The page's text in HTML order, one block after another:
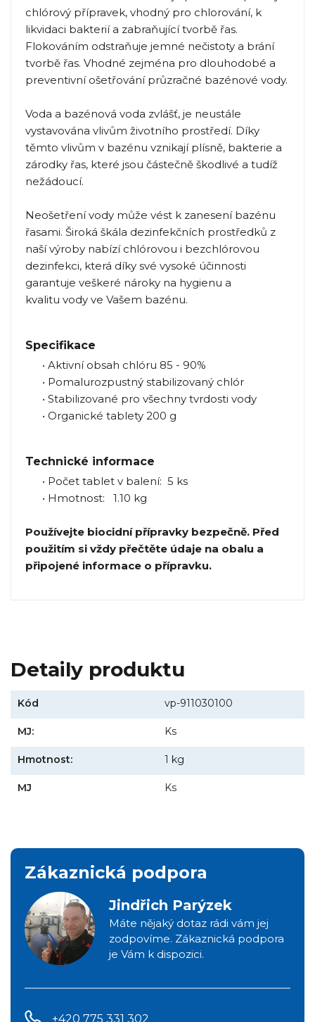
chlórový přípravek, vhodný pro chlorování, k
likvidaci bakterií a zabraňující tvorbě řas.
Flokováním odstraňuje jemné nečistoty a brání
tvorbě řas. Vhodné zejména pro dlouhodobé a
preventivní ošetřování průzračné bazénové vody.
Voda a bazénová voda zvlášť, je neustále
vystavována vlivům životního prostředí. Díky
těmto vlivům v bazénu vznikají plísně, bakterie a
zárodky řas, které jsou částečně škodlivé a tudíž
nežádoucí.
Neošetření vody může vést k zanesení bazénu
řasami. Široká škála dezinfekčních prostředků z
naší výroby nabízí chlórovou i bezchlórovou
dezinfekci, která díky své vysoké účinnosti
garantuje veškeré nároky na hygienu a
kvalitu vody ve Vašem bazénu.
Specifikace
• Aktivní obsah chlóru 85 - 90%
• Pomalurozpustný stabilizovaný chlór
• Stabilizované pro všechny tvrdosti vody
• Organické tablety 200 g
Technické informace
• Počet tablet v balení: 5 ks
• Hmotnost: 1.10 kg
Používejte biocidní přípravky bezpečně. Před
použitím si vždy přečtěte údaje na obalu a
připojené informace o přípravku.
Detaily produktu
Kód vp-911030100
MJ: Ks
Hmotnost: 1 kg
MJ Ks
Zákaznická podpora
Jindřich Parýzek
Máte nějaký dotaz rádi vám jej
zodpovíme. Zákaznická podpora
je Vám k dispozici.
+420 775 331 302